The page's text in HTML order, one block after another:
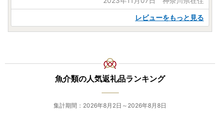
レビューをもっと見る
魚介類の人気返礼品ランキング
集計期間：2026年8月2日～2026年8月8日